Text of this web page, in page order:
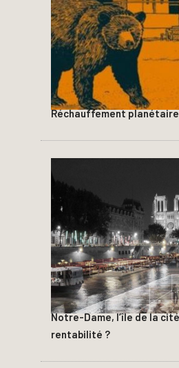
Réchauffement planétaire
Notre-Dame, l’île de la
rentabilité ?